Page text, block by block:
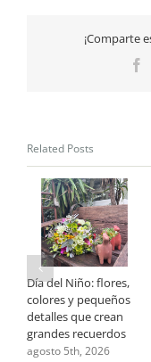
del
¡Comparte
Related Posts
Día del Niño: flores,
colores y pequeños
detalles que crean
grandes recuerdos
agosto 5th, 2026